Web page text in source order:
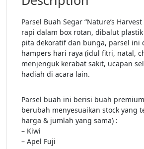
Parsel Buah Segar “Nature’s
rapi dalam box rotan, dibalut
pita dekoratif dan bunga, parsel ini
hampers hari raya (idul fitri, natal,
menjenguk kerabat sakit, ucapan
hadiah di acara lain.
Parsel buah ini berisi buah
berubah menyesuaikan stock yang
harga & jumlah yang sama) :
– Kiwi
– Apel Fuji